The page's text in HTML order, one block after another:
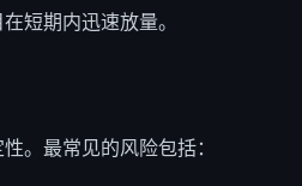
短期内迅速放量。
。最常见的风险包括：